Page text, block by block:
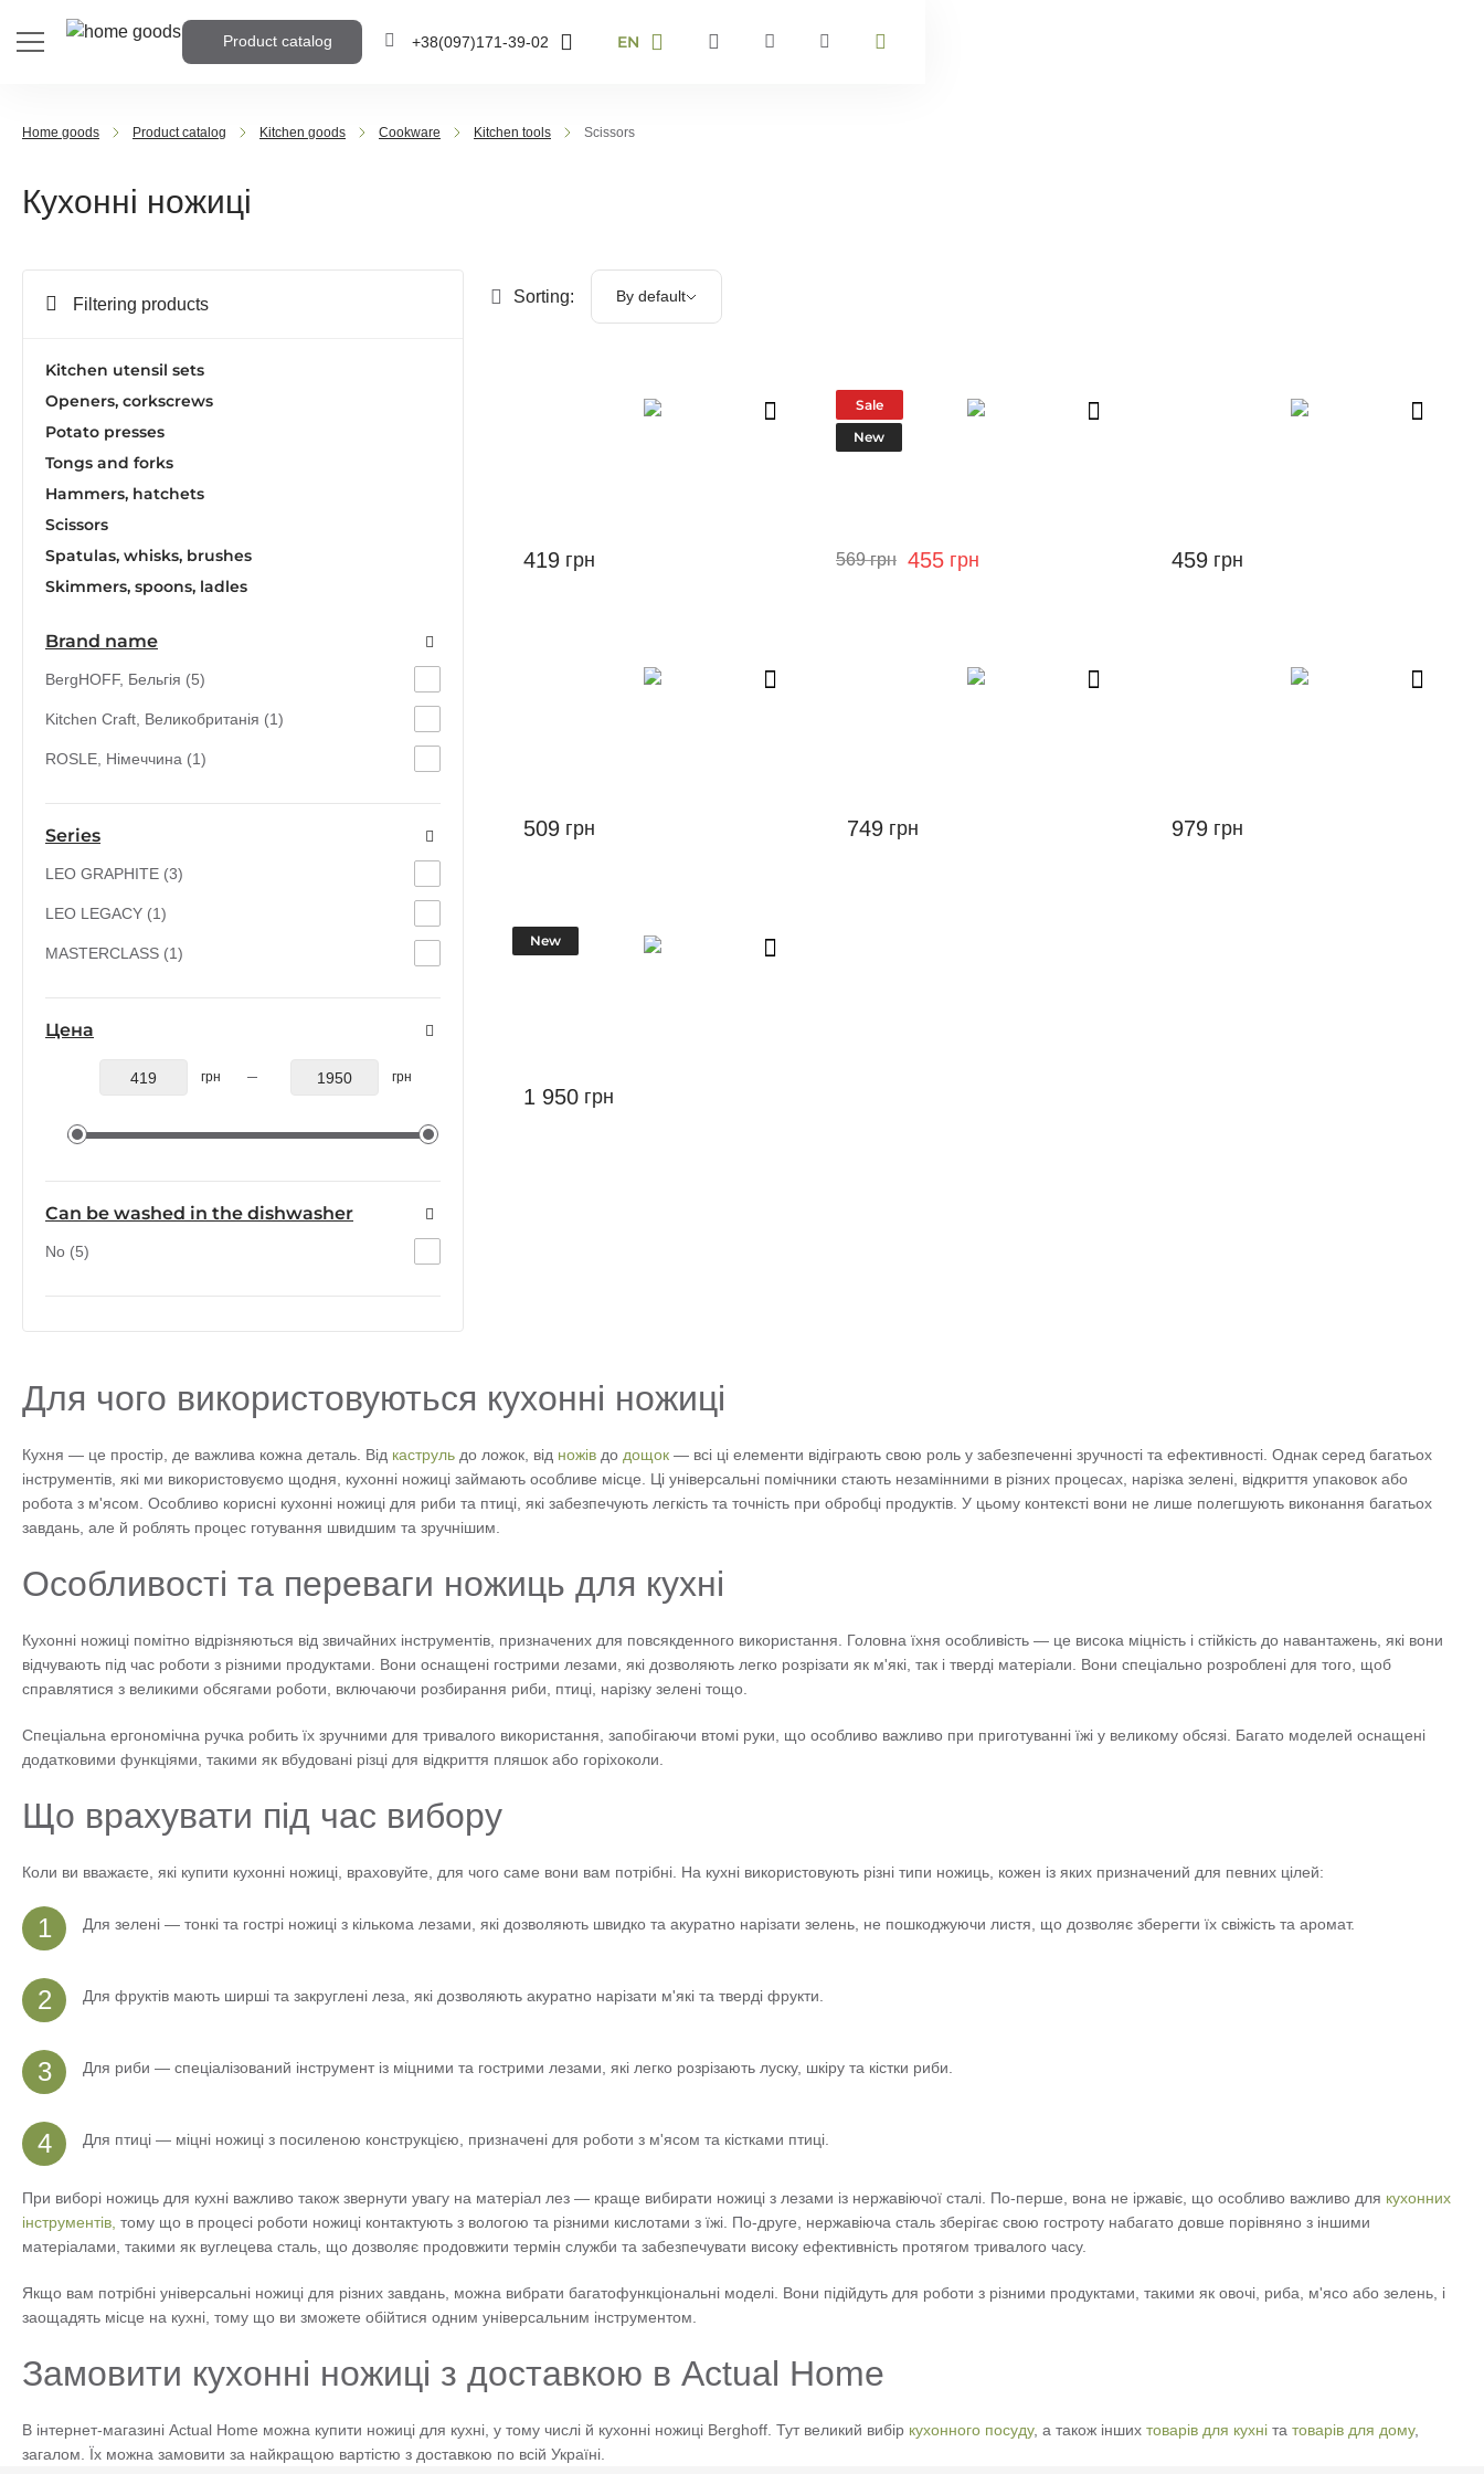
Product catalog +38(097)171-39-02
EN
EN
Home goods Product catalog Kitchen goods Cookware Kitchen tools Scissors
Кухонні ножиці
Filtering products
Kitchen utensil sets
Openers, corkscrews
Potato presses
Tongs and forks
Hammers, hatchets
Scissors
Spatulas, whisks, brushes
Skimmers, spoons, ladles
Brand name
BergHOFF, Бельгія (5)
Kitchen Craft, Великобританія (1)
ROSLE, Німеччина (1)
Series
LEO GRAPHITE (3)
LEO LEGACY (1)
MASTERCLASS (1)
Цена
грн грн
Can be washed in the dishwasher
No (5)
Sorting: By default
419 грн
Sale
New
569 грн 455 грн 459 грн
509 грн 749 грн 979 грн
New
1 950 грн
Для чого використовуються кухонні ножиці
Кухня — це простір, де важлива кожна деталь. Від каструль до ложок, від ножів до дощок — всі ці елементи відіграють свою роль у забезпеченні зручності та ефективності. Однак серед багатьох
інструментів, які ми використовуємо щодня, кухонні ножиці займають особливе місце. Ці універсальні помічники стають незамінними в різних процесах, нарізка зелені, відкриття упаковок або
робота з м'ясом. Особливо корисні кухонні ножиці для риби та птиці, які забезпечують легкість та точність при обробці продуктів. У цьому контексті вони не лише полегшують виконання багатьох
завдань, але й роблять процес готування швидшим та зручнішим.
Особливості та переваги ножиць для кухні
Кухонні ножиці помітно відрізняються від звичайних інструментів, призначених для повсякденного використання. Головна їхня особливість — це висока міцність і стійкість до навантажень, які вони
відчувають під час роботи з різними продуктами. Вони оснащені гострими лезами, які дозволяють легко розрізати як м'які, так і тверді матеріали. Вони спеціально розроблені для того, щоб
справлятися з великими обсягами роботи, включаючи розбирання риби, птиці, нарізку зелені тощо.
Спеціальна ергономічна ручка робить їх зручними для тривалого використання, запобігаючи втомі руки, що особливо важливо при приготуванні їжі у великому обсязі. Багато моделей оснащені
додатковими функціями, такими як вбудовані різці для відкриття пляшок або горіхоколи.
Що врахувати під час вибору
Коли ви вважаєте, які купити кухонні ножиці, враховуйте, для чого саме вони вам потрібні. На кухні використовують різні типи ножиць, кожен із яких призначений для певних цілей:
Для зелені — тонкі та гострі ножиці з кількома лезами, які дозволяють швидко та акуратно нарізати зелень, не пошкоджуючи листя, що дозволяє зберегти їх свіжість та аромат.
Для фруктів мають ширші та закруглені леза, які дозволяють акуратно нарізати м'які та тверді фрукти.
Для риби — спеціалізований інструмент із міцними та гострими лезами, які легко розрізають луску, шкіру та кістки риби.
Для птиці — міцні ножиці з посиленою конструкцією, призначені для роботи з м'ясом та кістками птиці.
При виборі ножиць для кухні важливо також звернути увагу на матеріал лез — краще вибирати ножиці з лезами із нержавіючої сталі. По-перше, вона не іржавіє, що особливо важливо для кухонних
інструментів, тому що в процесі роботи ножиці контактують з вологою та різними кислотами з їжі. По-друге, нержавіюча сталь зберігає свою гостроту набагато довше порівняно з іншими
матеріалами, такими як вуглецева сталь, що дозволяє продовжити термін служби та забезпечувати високу ефективність протягом тривалого часу.
Якщо вам потрібні універсальні ножиці для різних завдань, можна вибрати багатофункціональні моделі. Вони підійдуть для роботи з різними продуктами, такими як овочі, риба, м'ясо або зелень, і
заощадять місце на кухні, тому що ви зможете обійтися одним універсальним інструментом.
Замовити кухонні ножиці з доставкою в Actual Home
В інтернет-магазині Actual Home можна купити ножиці для кухні, у тому числі й кухонні ножиці Berghoff. Тут великий вибір кухонного посуду, а також інших товарів для кухні та товарів для дому,
загалом. Їх можна замовити за найкращою вартістю з доставкою по всій Україні.